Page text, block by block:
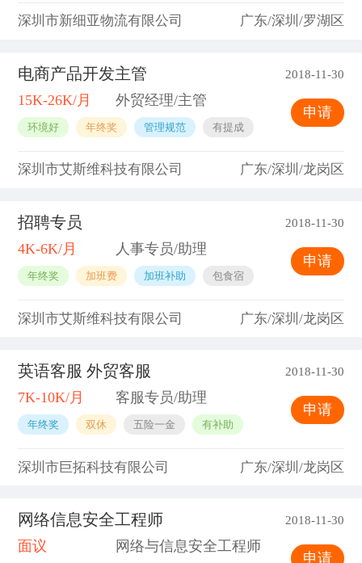
深圳市新细亚物流有限公司 广东/深圳/罗湖区
电商产品开发主管 2018-11-30
15K-26K/月 外贸经理/主管
环境好 年终奖 管理规范 有提成
申请
深圳市艾斯维科技有限公司 广东/深圳/龙岗区
招聘专员 2018-11-30
4K-6K/月 人事专员/助理
年终奖 加班费 加班补助 包食宿
申请
深圳市艾斯维科技有限公司 广东/深圳/龙岗区
英语客服 外贸客服 2018-11-30
7K-10K/月 客服专员/助理
年终奖 双休 五险一金 有补助
申请
深圳市巨拓科技有限公司 广东/深圳/龙岗区
网络信息安全工程师 2018-11-30
面议 网络与信息安全工程师
申请